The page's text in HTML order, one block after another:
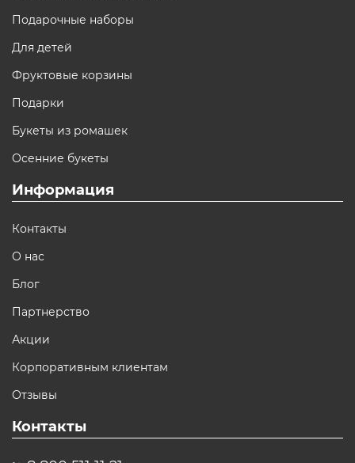
Подарочные наборы
Для детей
Фруктовые корзины
Подарки
Букеты из ромашек
Осенние букеты
Информация
Контакты
О нас
Блог
Партнерство
Акции
Корпоративным клиентам
Отзывы
Контакты